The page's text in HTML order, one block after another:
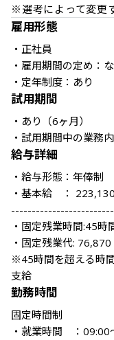
※選考によって変更
雇用形態
・正社員
・雇用期間の定め：
・定年制度：あり
試用期間
・あり（6ヶ月）
・試用期間中の業務
給与詳細
・給与形態：年俸制
・基本給　：
・固定残業時間:45時
・固定残業代:
※45時間を超える時
支給
勤務時間
固定時間制
・就業時間　：09:00